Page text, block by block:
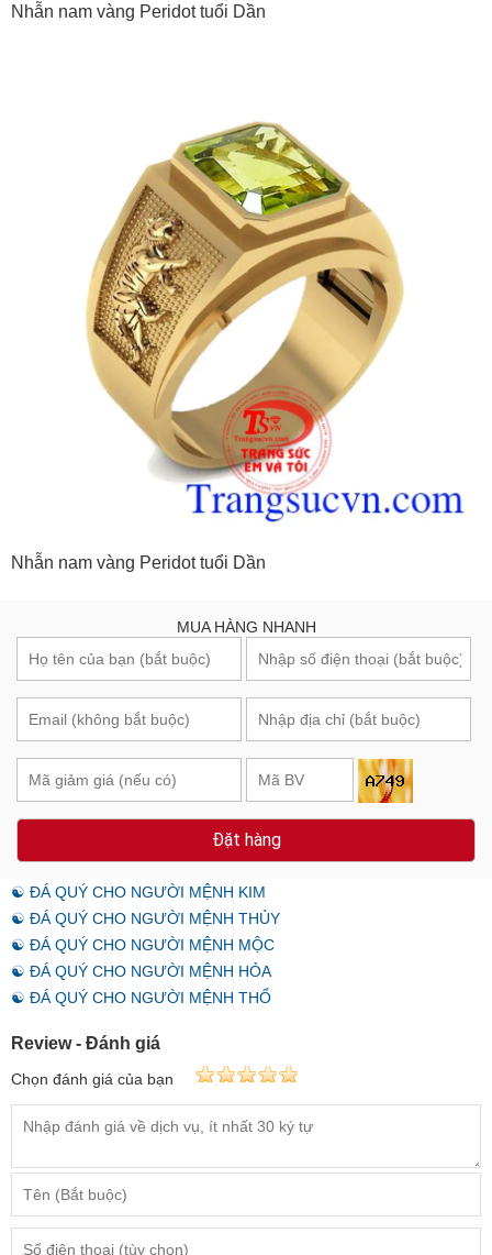
Nhẫn nam vàng Peridot tuổi Dần
Nhẫn nam vàng Peridot tuổi Dần
MUA HÀNG NHANH
Đặt hàng
☯ ĐÁ QUÝ CHO NGƯỜI MỆNH KIM
☯ ĐÁ QUÝ CHO NGƯỜI MỆNH THỦY
☯ ĐÁ QUÝ CHO NGƯỜI MỆNH MỘC
☯ ĐÁ QUÝ CHO NGƯỜI MỆNH HỎA
☯ ĐÁ QUÝ CHO NGƯỜI MỆNH THỔ
Review - Đánh giá
Chọn đánh giá của bạn